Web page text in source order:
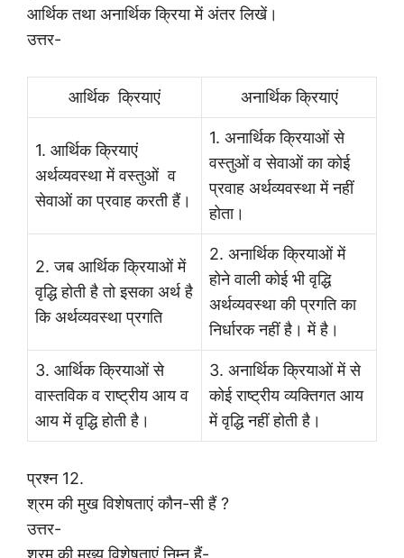
आर्थिक तथा अनार्थिक क्रिया में अंतर लिखें।
उत्तर-
आर्थिक क्रियाएं अनार्थिक क्रियाएं
1. आर्थिक क्रियाएं
अर्थव्यवस्था में वस्तुओं व
सेवाओं का प्रवाह करती हैं।
1. अनार्थिक क्रियाओं से
वस्तुओं व सेवाओं का कोई
प्रवाह अर्थव्यवस्था में नहीं
होता।
2. जब आर्थिक क्रियाओं में
वृद्धि होती है तो इसका अर्थ है
कि अर्थव्यवस्था प्रगति
2. अनार्थिक क्रियाओं में
होने वाली कोई भी वृद्धि
अर्थव्यवस्था की प्रगति का
निर्धारक नहीं है। में है।
3. आर्थिक क्रियाओं से
वास्तविक व राष्ट्रीय आय व
आय में वृद्धि होती है।
3. अनार्थिक क्रियाओं में से
कोई राष्ट्रीय व्यक्तिगत आय
में वृद्धि नहीं होती है।
प्रश्न 12.
श्रम की मुख विशेषताएं कौन-सी हैं ?
उत्तर-
श्रम की मुख्य विशेषताएं निम्न हैं-